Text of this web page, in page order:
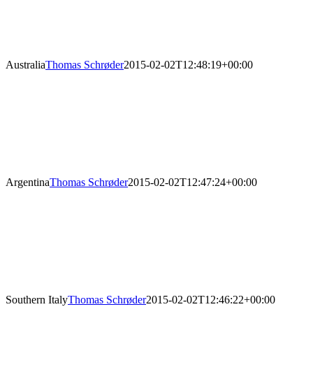
AustraliaThomas Schrøder2015-02-02T12:48:19+00:00
ArgentinaThomas Schrøder2015-02-02T12:47:24+00:00
Southern ItalyThomas Schrøder2015-02-02T12:46:22+00:00